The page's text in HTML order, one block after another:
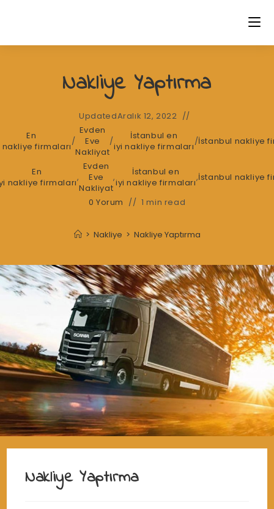
Nakliye Yaptırma
UpdatedAralık 12, 2022
En
nakliye firmaları/
Evden
Eve
Nakliyat
/
İstanbul en
iyi nakliye firmaları/İstanbul nakliye
En
nakliye firmaları,
Evden
Eve
Nakliyat
,
İstanbul en
iyi nakliye firmaları,İstanbul nakliye
0 Yorum 1 min read
> Nakliye > Nakliye Yaptırma
Nakliye Yaptırma